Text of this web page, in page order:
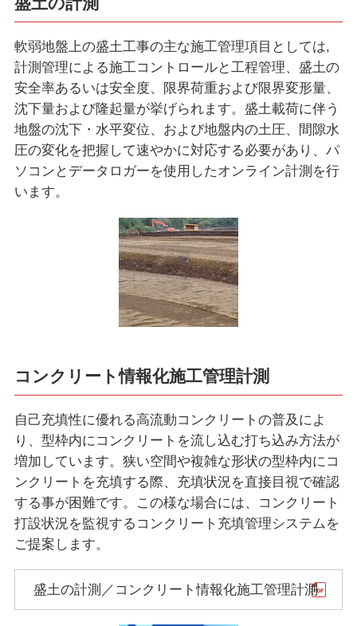
軟弱地盤上の盛土工事の主な施工管理項目としては,
計測管理による施工コントロールと工程管理、盛土の
安全率あるいは安全度、限界荷重および限界変形量、
沈下量および隆起量が挙げられます。盛土載荷に伴う
地盤の沈下・水平変位、および地盤内の土圧、間隙水
圧の変化を把握して速やかに対応する必要があり、パ
ソコンとデータロガーを使用したオンライン計測を行
います。
コンクリート情報化施工管理計測
自己充填性に優れる高流動コンクリートの普及によ
り、型枠内にコンクリートを流し込む打ち込み方法が
増加しています。狭い空間や複雑な形状の型枠内にコ
ンクリートを充填する際、充填状況を直接目視で確認
する事が困難です。この様な場合には、コンクリート
打設状況を監視するコンクリート充填管理システムを
ご提案します。
盛土の計測／コンクリート情報化施工管理計測